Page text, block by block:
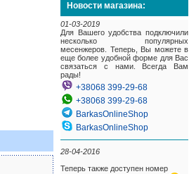
Новости магазина:
01-03-2019
Для Вашего удобства подключили
несколько популярных
месенжеров. Теперь, Вы можете в
еще более удобной форме для Вас
связаться с нами. Всегда Вам
рады!
+38068 399-29-68
+38068 399-29-68
BarkasOnlineShop
BarkasOnlineShop
28-04-2016
Теперь также доступен номер